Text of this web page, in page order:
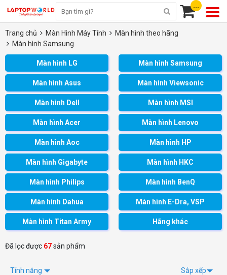
...
Trang chủ Màn Hình Máy Tính
Màn hình theo hãng
Màn hình Samsung
Màn hình LG Màn hình Samsung
Màn hình Asus Màn hình Viewsonic
Màn hình Dell Màn hình MSI
Màn hình Acer Màn hình Lenovo
Màn hình Aoc Màn hình HP
Màn hình Gigabyte Màn hình HKC
Màn hình Philips Màn hình BenQ
Màn hình Dahua Màn hình E-Dra, VSP
Màn hình Titan Army Hãng khác
Đã lọc được 67sản phẩm
Tính năng Sắp xếp